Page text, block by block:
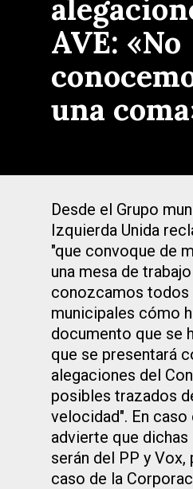
AVE: «No
una
Desde el Grupo
Izquierda Unida
"que convoque de
una mesa de
conozcamos todos
municipales cómo
documento que se
que se presentará
alegaciones del
posibles trazados
velocidad". En
advierte que
serán del PP y Vox,
caso de la